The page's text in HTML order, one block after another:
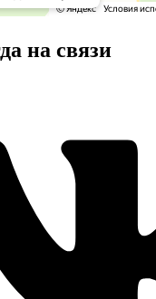
на связи